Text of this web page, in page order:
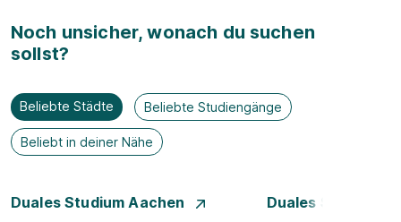
Noch unsicher, wonach du suchen
sollst?
Beliebte Städte Beliebte Studiengänge
Beliebt in deiner Nähe
Duales Studium Aachen
Duales Studium